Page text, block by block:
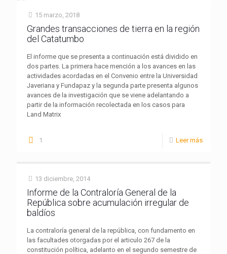
15 marzo, 2018
Grandes transacciones de tierra en la región
del Catatumbo
El informe que se presenta a continuación está dividido en
dos partes. La primera hace mención a los avances en las
actividades acordadas en el Convenio entre la Universidad
Javeriana y Fundapaz y la segunda parte presenta algunos
avances de la investigación que se viene adelantando a
partir de la información recolectada en los casos para
Land Matrix
1 Leer más
13 diciembre, 2014
Informe de la Contraloría General de la
República sobre acumulación irregular de
baldíos
La contraloría general de la república, con fundamento en
las facultades otorgadas por el articulo 267 de la
constitución política, adelanto en el segundo semestre de